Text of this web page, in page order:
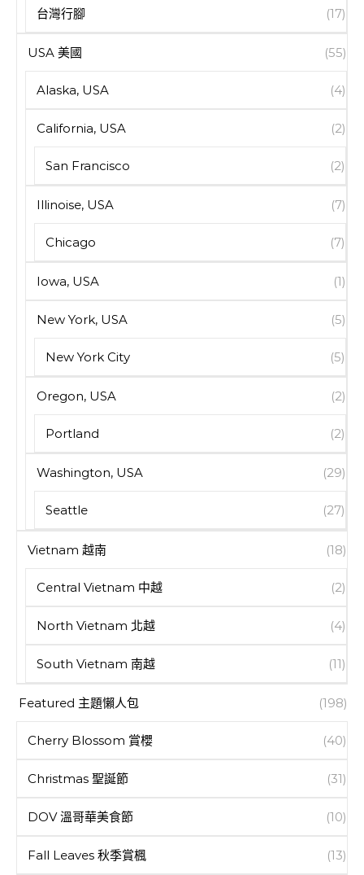
台灣行腳 (17)
USA 美國 (55)
Alaska, USA (4)
California, USA (2)
San Francisco (2)
Illinoise, USA (7)
Chicago (7)
Iowa, USA (1)
New York, USA (5)
New York City (5)
Oregon, USA (2)
Portland (2)
Washington, USA (29)
Seattle (27)
Vietnam 越南 (18)
Central Vietnam 中越 (2)
North Vietnam 北越 (4)
South Vietnam 南越 (11)
Featured 主題懶人包 (198)
Cherry Blossom 賞櫻 (40)
Christmas 聖誕節 (31)
DOV 溫哥華美食節 (10)
Fall Leaves 秋季賞楓 (13)